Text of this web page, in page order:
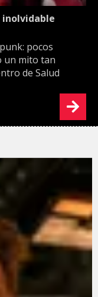
inolvidable
pocos
un mito tan
de Salud